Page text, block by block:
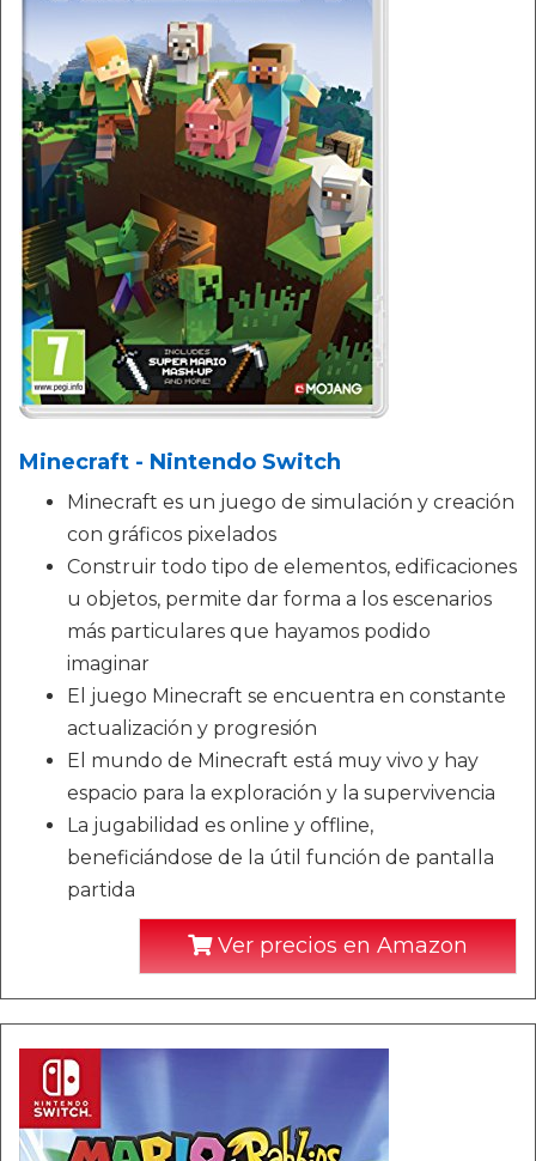
Minecraft - Nintendo Switch
Minecraft es un juego de simulación y creación
con gráficos pixelados
Construir todo tipo de elementos, edificaciones
u objetos, permite dar forma a los escenarios
más particulares que hayamos podido
imaginar
El juego Minecraft se encuentra en constante
actualización y progresión
El mundo de Minecraft está muy vivo y hay
espacio para la exploración y la supervivencia
La jugabilidad es online y offline,
beneficiándose de la útil función de pantalla
partida
Ver precios en Amazon